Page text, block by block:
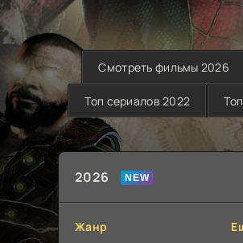
Смотреть фильмы 2026
Топ сериалов 2022
2026
Жанр